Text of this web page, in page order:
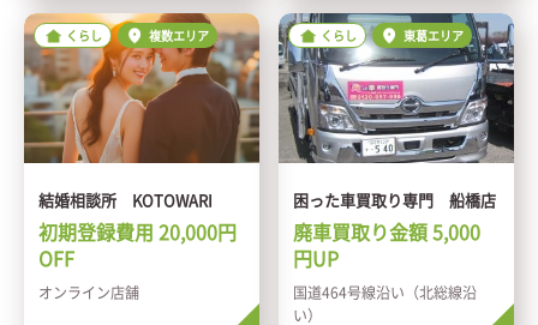
くらし 複数エリア
結婚相談所 KOTOWARI
初期登録費用 20,000円
OFF
オンライン店舗
くらし 東葛エリア
困った車買取り専門 船橋店
廃車買取り金額 5,000
円UP
国道464号線沿い（北総線沿
い）